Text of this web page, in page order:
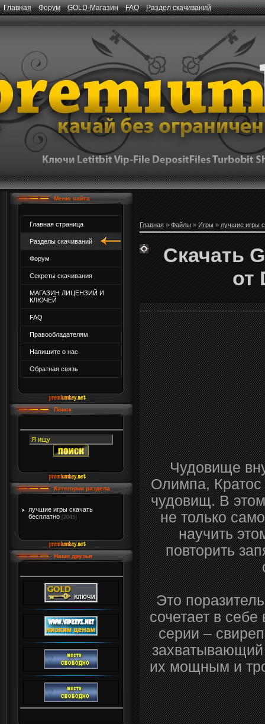
Главная Форум GOLD-Магазин FAQ Раздел скачиваний
Меню сайта
Главная страница
Разделы скачиваний
Форум
Секреты скачивания
МАГАЗИН ЛИЦЕНЗИЙ И
КЛЮЧЕЙ
FAQ
Правообладателям
Напишите о нас
Обратная связь
Поиск
Категории раздела
лучшие игры скачать
бесплатно [2045]
Наши друзья
Главная» Файлы» Игры» лучшие игры
Скачать
от
Чудовище
Олимпа, Кратос
чудовищ. В
не только
научить
повторить
Это
сочетает в себе
серии –
их мощным и